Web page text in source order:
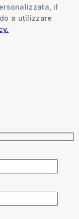
il
a utilizzare